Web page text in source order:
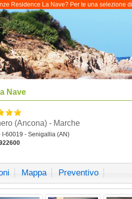
Residence La Nave? Per te una selezione
Nave
(Ancona) - Marche
60019 - Senigallia (AN)
Mappa Preventivo